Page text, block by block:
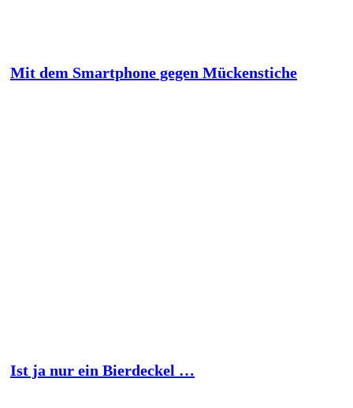
Mit dem Smartphone gegen Mückenstiche
Ist ja nur ein Bierdeckel …